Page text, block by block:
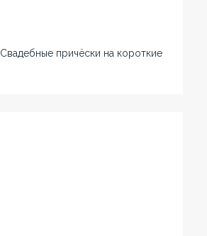
Свадебные причёски на короткие